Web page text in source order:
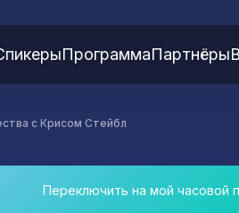
ПрограммаПартнёры
с Крисом Стейбл
Переключить на мой часовой